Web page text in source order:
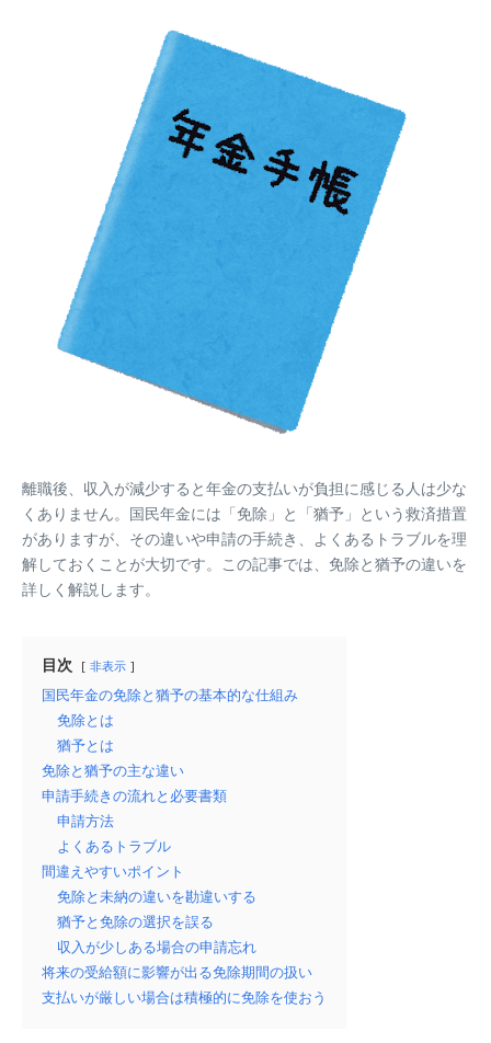
離職後、収入が減少すると年金の支払いが負担に感じる人は少な
くありません。国民年金には「免除」と「猶予」という救済措置
がありますが、その違いや申請の手続き、よくあるトラブルを理
解しておくことが大切です。この記事では、免除と猶予の違いを
詳しく解説します。
目次 非表示
国民年金の免除と猶予の基本的な仕組み
免除とは
猶予とは
免除と猶予の主な違い
申請手続きの流れと必要書類
申請方法
よくあるトラブル
間違えやすいポイント
免除と未納の違いを勘違いする
猶予と免除の選択を誤る
収入が少しある場合の申請忘れ
将来の受給額に影響が出る免除期間の扱い
支払いが厳しい場合は積極的に免除を使おう